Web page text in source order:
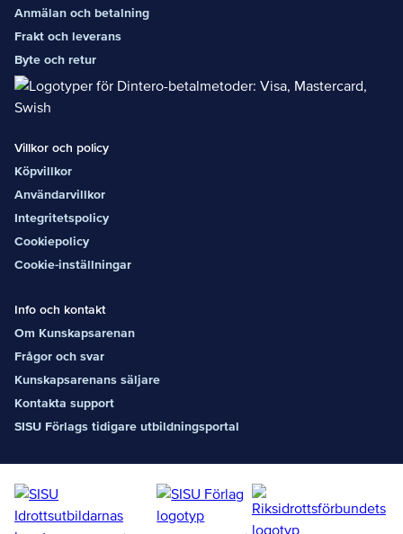
Anmälan och betalning
Frakt och leverans
Byte och retur
Villkor och policy
Köpvillkor
Användarvillkor
Integritetspolicy
Cookiepolicy
Cookie-inställningar
Info och kontakt
Om Kunskapsarenan
Frågor och svar
Kunskapsarenans säljare
Kontakta support
SISU Förlags tidigare utbildningsportal